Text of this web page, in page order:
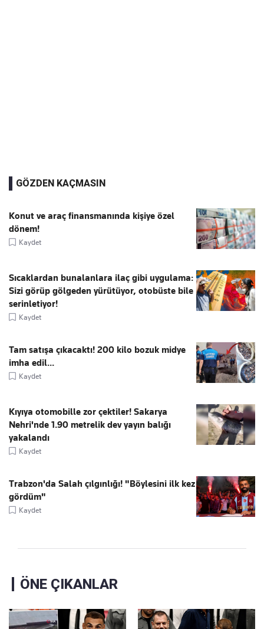
GÖZDEN KAÇMASIN
Konut ve araç finansmanında kişiye özel
dönem!
Kaydet
Sıcaklardan bunalanlara ilaç gibi uygulama:
Sizi görüp gölgeden yürütüyor, otobüste bile
serinletiyor!
Kaydet
Tam satışa çıkacaktı! 200 kilo bozuk midye
imha edil...
Kaydet
Kıyıya otomobille zor çektiler! Sakarya
Nehri'nde 1.90 metrelik dev yayın balığı
yakalandı
Kaydet
Trabzon'da Salah çılgınlığı! "Böylesini ilk kez
gördüm"
Kaydet
ÖNE ÇIKANLAR